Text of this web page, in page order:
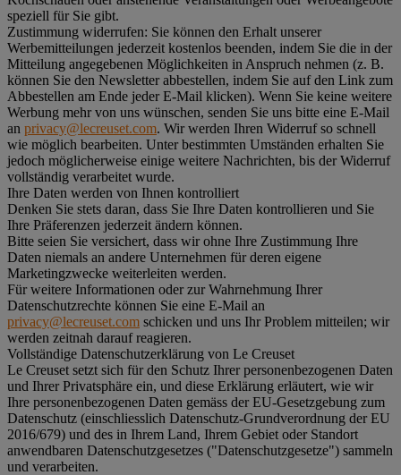
speziell für Sie gibt.
Zustimmung widerrufen: Sie können den Erhalt unserer
Werbemitteilungen jederzeit kostenlos beenden, indem Sie die in der
Mitteilung angegebenen Möglichkeiten in Anspruch nehmen (z. B.
können Sie den Newsletter abbestellen, indem Sie auf den Link zum
Abbestellen am Ende jeder E-Mail klicken). Wenn Sie keine weitere
Werbung mehr von uns wünschen, senden Sie uns bitte eine E-Mail
an privacy@lecreuset.com. Wir werden Ihren Widerruf so schnell
wie möglich bearbeiten. Unter bestimmten Umständen erhalten Sie
jedoch möglicherweise einige weitere Nachrichten, bis der Widerruf
vollständig verarbeitet wurde.
Ihre Daten werden von Ihnen kontrolliert
Denken Sie stets daran, dass Sie Ihre Daten kontrollieren und Sie
Ihre Präferenzen jederzeit ändern können.
Bitte seien Sie versichert, dass wir ohne Ihre Zustimmung Ihre
Daten niemals an andere Unternehmen für deren eigene
Marketingzwecke weiterleiten werden.
Für weitere Informationen oder zur Wahrnehmung Ihrer
Datenschutzrechte können Sie eine E-Mail an
privacy@lecreuset.com schicken und uns Ihr Problem mitteilen; wir
werden zeitnah darauf reagieren.
Vollständige Datenschutzerklärung von Le Creuset
Le Creuset setzt sich für den Schutz Ihrer personenbezogenen Daten
und Ihrer Privatsphäre ein, und diese Erklärung erläutert, wie wir
Ihre personenbezogenen Daten gemäss der EU-Gesetzgebung zum
Datenschutz (einschliesslich Datenschutz-Grundverordnung der EU
2016/679) und des in Ihrem Land, Ihrem Gebiet oder Standort
anwendbaren Datenschutzgesetzes ("Datenschutzgesetze") sammeln
und verarbeiten.